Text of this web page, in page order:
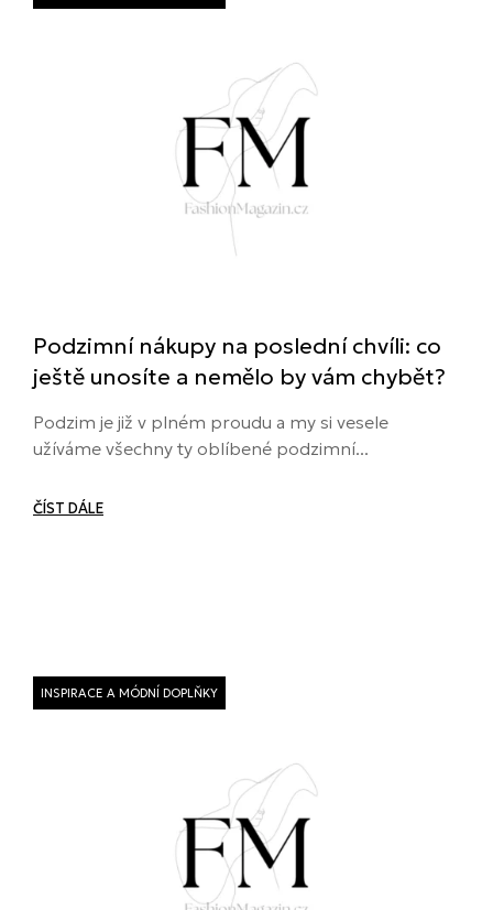
Podzimní nákupy na poslední chvíli: co
ještě unosíte a nemělo by vám chybět?
Podzim je již v plném proudu a my si vesele
užíváme všechny ty oblíbené podzimní...
ČÍST DÁLE
INSPIRACE A MÓDNÍ DOPLŇKY